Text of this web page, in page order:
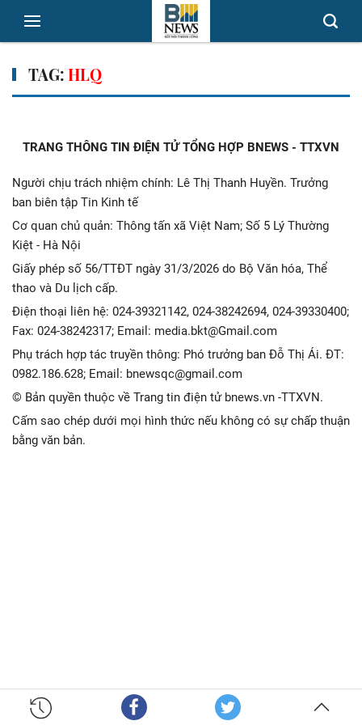
TAG:HLQ
TRANG THÔNG TIN ĐIỆN TỬ TỔNG HỢP BNEWS - TTXVN
Người chịu trách nhiệm chính: Lê Thị Thanh Huyền. Trưởng
ban biên tập Tin Kinh tế
Cơ quan chủ quản: Thông tấn xã Việt Nam; Số 5 Lý Thường
Kiệt - Hà Nội
Giấy phép số 56/TTĐT ngày 31/3/2026 do Bộ Văn hóa, Thể
thao và Du lịch cấp.
Điện thoại liên hệ: 024-39321142, 024-38242694, 024-39330400;
Fax: 024-38242317; Email: media.bkt@Gmail.com
Phụ trách hợp tác truyền thông: Phó trưởng ban Đỗ Thị Ái. ĐT:
0982.186.628; Email: bnewsqc@gmail.com
© Bản quyền thuộc về Trang tin điện tử bnews.vn -TTXVN.
Cấm sao chép dưới mọi hình thức nếu không có sự chấp thuận
bằng văn bản.